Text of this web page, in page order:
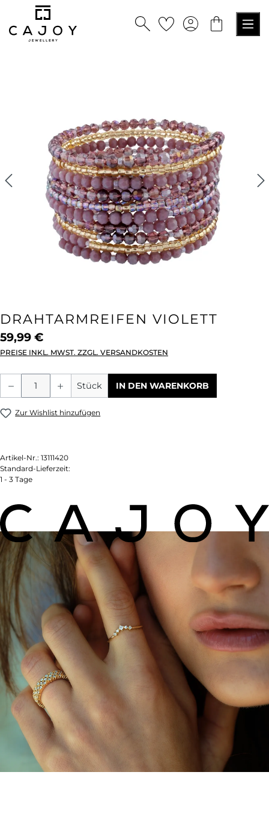
springen
DRAHTARMREIFEN VIOLETT
59,99 €
PREISE INKL. MWST. ZZGL. VERSANDKOSTEN
Produkt Anzahl: Gib den gewünschten
Stück IN DEN WARENKORB
Zur Wishlist hinzufügen
Artikel-Nr.: 13111420
Standard-Lieferzeit:
1 - 3 Tage